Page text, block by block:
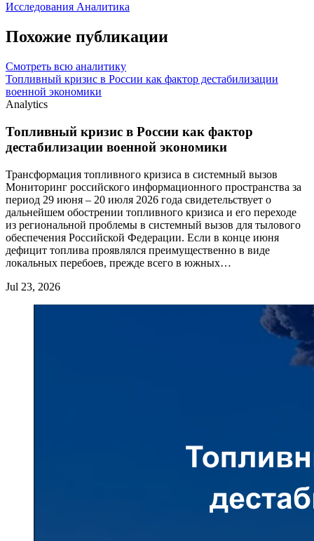
Исследования Аналитика
Похожие публикации
Смотреть всю аналитику
Топливный кризис в России как фактор дестабилизации
военной экономики
Analytics
Топливный кризис в России как фактор
дестабилизации военной экономики
Трансформация топливного кризиса в системный вызов
Мониторинг российского информационного пространства за
период 29 июня – 20 июля 2026 года свидетельствует о
дальнейшем обострении топливного кризиса и его переходе
из региональной проблемы в системный вызов для тылового
обеспечения Российской Федерации. Если в конце июня
дефицит топлива проявлялся преимущественно в виде
локальных перебоев, прежде всего в южных…
Jul 23, 2026